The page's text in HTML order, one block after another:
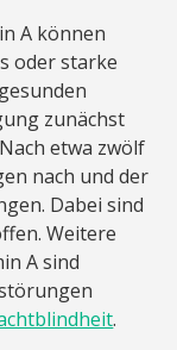
A können
oder starke
zunächst
etwa zwölf
nach und der
Dabei sind
Weitere
A sind
.